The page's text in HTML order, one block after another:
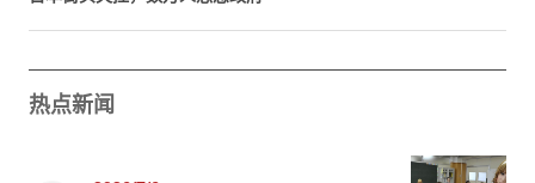
热点新闻